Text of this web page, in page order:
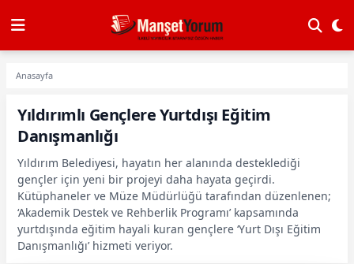
Anasayfa
Yıldırımlı Gençlere Yurtdışı Eğitim
Danışmanlığı
Yıldırım Belediyesi, hayatın her alanında desteklediği
gençler için yeni bir projeyi daha hayata geçirdi.
Kütüphaneler ve Müze Müdürlüğü tarafından düzenlenen;
‘Akademik Destek ve Rehberlik Programı’ kapsamında
yurtdışında eğitim hayali kuran gençlere ‘Yurt Dışı Eğitim
Danışmanlığı’ hizmeti veriyor.